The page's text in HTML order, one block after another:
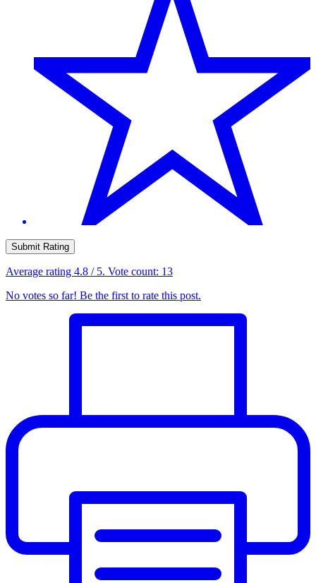
Submit Rating
Average rating 4.8 / 5. Vote count: 13
No votes so far! Be the first to rate this post.